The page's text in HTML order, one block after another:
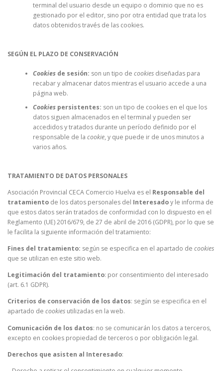
terminal del usuario desde un equipo o dominio que no es
gestionado por el editor, sino por otra entidad que trata los
datos obtenidos través de las cookies.
SEGÚN EL PLAZO DE CONSERVACIÓN
Cookiesde sesión: son un tipo de cookiesdiseñadas para
recabar y almacenar datos mientras el usuario accede a una
página web.
Cookiespersistentes: son un tipo de cookies en el que los
datos siguen almacenados en el terminal y pueden ser
accedidos y tratados durante un período definido por el
responsable de la cookie, y que puede ir de unos minutos a
varios años.
TRATAMIENTO DE DATOS PERSONALES
Asociación Provincial CECA Comercio Huelva es el Responsable del
tratamiento de los datos personales del Interesadoy le informa de
que estos datos serán tratados de conformidad con lo dispuesto en el
Reglamento (UE) 2016/679, de 27 de abril de 2016 (GDPR), por lo que se
le facilita la siguiente información del tratamiento:
Fines del tratamiento: según se especifica en el apartado de cookies
que se utilizan en este sitio web.
Legitimación del tratamiento: por consentimiento del interesado
(art. 6.1 GDPR).
Criterios de conservación de los datos: según se especifica en el
apartado de cookies utilizadas en la web.
Comunicación de los datos: no se comunicarán los datos a terceros,
excepto en cookies propiedad de terceros o por obligación legal.
Derechos que asisten al Interesado: